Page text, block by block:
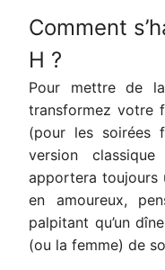
Comment
H ?
Pour mettre de
transformez votre
(pour les soirées
version
apportera toujours
en amoureux,
palpitant qu’un
(ou la femme) de